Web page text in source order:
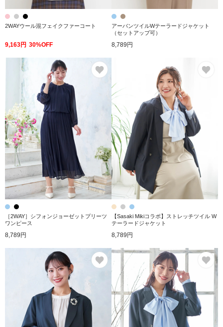
2WAYウール混フェイクファーコート
9,163円 30%OFF
アーバンツイルWテーラードジャケット
（セットアップ可）
8,789円
［2WAY］シフォンジョーゼットプリーツ
ワンピース
8,789円
【Sasaki Mikiコラボ】ストレッチツイル W
テーラードジャケット
8,789円
お気に入り お